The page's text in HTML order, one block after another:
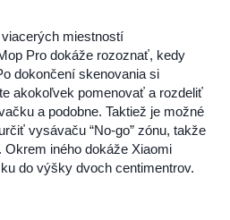
miestností
Pro dokáže rozoznať, kedy
dokončení skenovania si
akokoľvek pomenovať a rozdeliť
a podobne. Taktiež je možné
vysávaču “No-go” zónu, takže
iného dokáže Xiaomi
do výšky dvoch centimentrov.